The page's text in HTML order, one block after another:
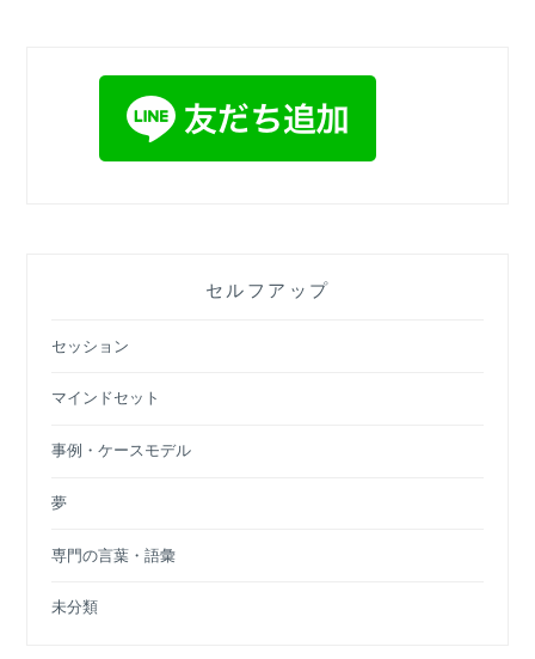
セルフアップ
セッション
マインドセット
事例・ケースモデル
夢
専門の言葉・語彙
未分類